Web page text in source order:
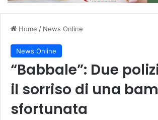
Home / News Online
News Online
“Babbale”: Due
il sorriso di una
sfortunata